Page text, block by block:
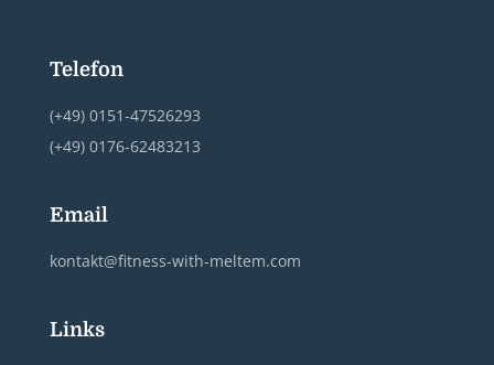
Telefon
(+49) 0151-47526293
(+49) 0176-62483213
Email
kontakt@fitness-with-meltem.com
Links